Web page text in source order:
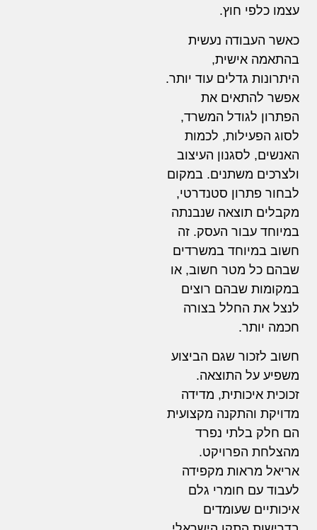
עצמו כלפי חוץ.
כאשר העבודה נעשית
בהתאמה אישית,
היתרונות גדלים עוד יותר.
אפשר להתאים את
הפתרון לגודל המשרד,
לסוג הפעילות, לכמות
האנשים, לסגנון העיצוב
ולצרכים משתנים. במקום
לבחור פתרון סטנדרטי,
מקבלים תוצאה שנבנתה
במיוחד עבור העסק. זה
חשוב במיוחד במשרדים
שבהם כל מטר חשוב, או
במקומות שבהם רוצים
לנצל את החלל בצורה
חכמה יותר.
חשוב לזכור שגם הביצוע
משפיע על התוצאה.
זכוכית איכותית, מדידה
מדויקת והתקנה מקצועית
הם חלק בלתי נפרד
מהצלחת הפרויקט.
אריאל מראות מקפידה
לעבוד עם חומרי גלם
איכותיים שעומדים